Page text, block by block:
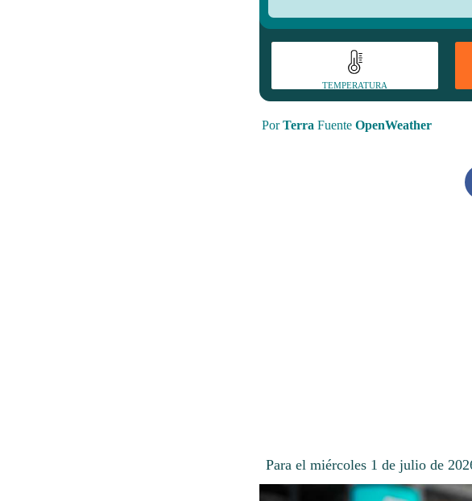
TEMPERATURA
PorTerra Fuente OpenWeather
Para el miércoles 1 de julio de